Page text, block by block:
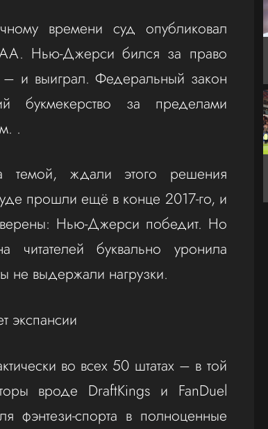
времени суд опубликовал
Нью-Джерси бился за право
– и выиграл. Федеральный закон
букмекерство за пределами
.
темой, ждали этого решения
прошли ещё в конце 2017-го, и
Нью-Джерси победит. Но
буквально уронила
не выдержали нагрузки.
экспансии
во всех 50 штатах – в той
вроде DraftKings и FanDuel
фэнтези-спорта в полноценные